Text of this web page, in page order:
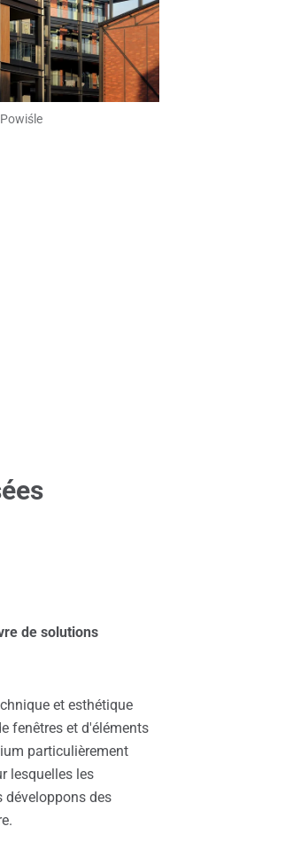
Powiśle
de solutions
et esthétique
fenêtres et d'éléments
particulièrement
lesquelles les
développons des